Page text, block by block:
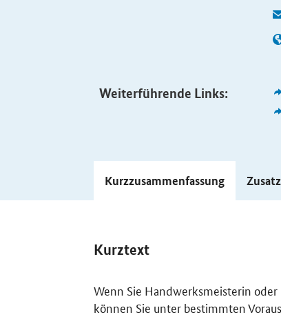
Weiterführende Links:
Kurzzusammenfassung
Kurztext
Wenn Sie Handwerksmeisterin
können Sie unter bestimmten